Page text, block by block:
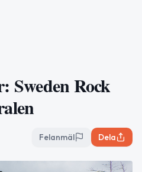
Sweden Rock
Felanmäl Dela